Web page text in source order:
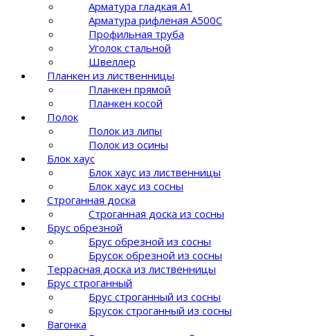
Арматура гладкая А1
Арматура рифленая A500C
Профильная труба
Уголок стальной
Швеллер
Планкен из лиственницы
Планкен прямой
Планкен косой
Полок
Полок из липы
Полок из осины
Блок хаус
Блок хаус из лиственницы
Блок хаус из сосны
Строганная доска
Строганная доска из сосны
Брус обрезной
Брус обрезной из сосны
Брусок обрезной из сосны
Террасная доска из лиственницы
Брус строганный
Брус строганный из сосны
Брусок строганный из сосны
Вагонка